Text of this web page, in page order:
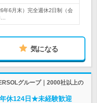
年6月末）完全週休2日制（会
気になる
グループ｜2000社以上の
休124日★未経験歓迎